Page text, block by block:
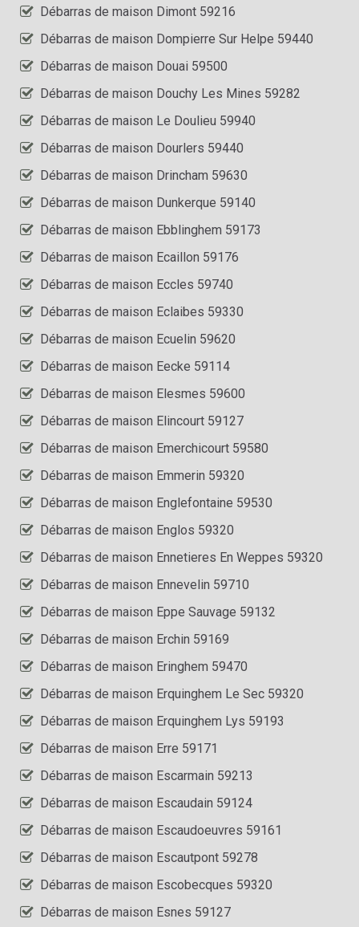
Débarras de maison Dimont 59216
Débarras de maison Dompierre Sur Helpe 59440
Débarras de maison Douai 59500
Débarras de maison Douchy Les Mines 59282
Débarras de maison Le Doulieu 59940
Débarras de maison Dourlers 59440
Débarras de maison Drincham 59630
Débarras de maison Dunkerque 59140
Débarras de maison Ebblinghem 59173
Débarras de maison Ecaillon 59176
Débarras de maison Eccles 59740
Débarras de maison Eclaibes 59330
Débarras de maison Ecuelin 59620
Débarras de maison Eecke 59114
Débarras de maison Elesmes 59600
Débarras de maison Elincourt 59127
Débarras de maison Emerchicourt 59580
Débarras de maison Emmerin 59320
Débarras de maison Englefontaine 59530
Débarras de maison Englos 59320
Débarras de maison Ennetieres En Weppes 59320
Débarras de maison Ennevelin 59710
Débarras de maison Eppe Sauvage 59132
Débarras de maison Erchin 59169
Débarras de maison Eringhem 59470
Débarras de maison Erquinghem Le Sec 59320
Débarras de maison Erquinghem Lys 59193
Débarras de maison Erre 59171
Débarras de maison Escarmain 59213
Débarras de maison Escaudain 59124
Débarras de maison Escaudoeuvres 59161
Débarras de maison Escautpont 59278
Débarras de maison Escobecques 59320
Débarras de maison Esnes 59127